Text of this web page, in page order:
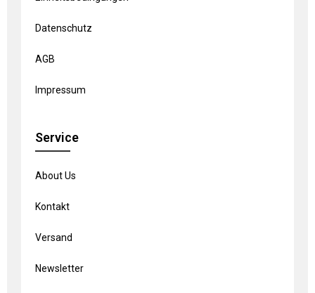
Datenschutz
AGB
Impressum
Service
About Us
Kontakt
Versand
Newsletter